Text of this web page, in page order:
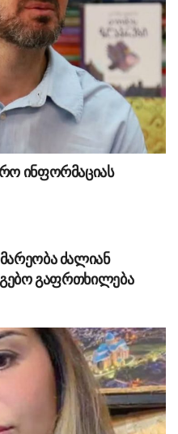
ინფორმაციას
ძალიან
გაფრთხილება